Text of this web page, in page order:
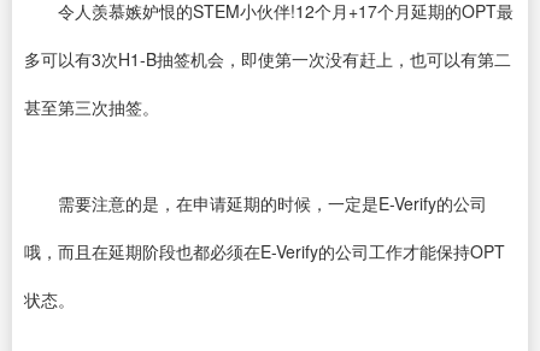
令人羡慕嫉妒恨的STEM小伙伴!12个月+17个月延期的OPT最
多可以有3次H1-B抽签机会，即使第一次没有赶上，也可以有第二
甚至第三次抽签。
需要注意的是，在申请延期的时候，一定是E-Verify的公司
哦，而且在延期阶段也都必须在E-Verify的公司工作才能保持OPT
状态。